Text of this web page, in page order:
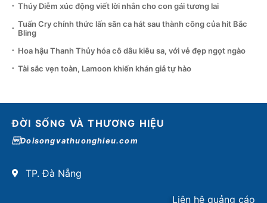
Thúy Diễm xúc động viết lời nhắn cho con gái tương lai
Tuấn Cry chính thức lấn sân ca hát sau thành công của hit Bắc
Bling
Hoa hậu Thanh Thủy hóa cô dâu kiêu sa, với vẻ đẹp ngọt ngào
Tài sắc vẹn toàn, Lamoon khiến khán giả tự hào
ĐỜI SỐNG VÀ THƯƠNG HIỆU
Doisongvathuonghieu.com
TP. Đà Nẵng
Liên hệ quảng cáo